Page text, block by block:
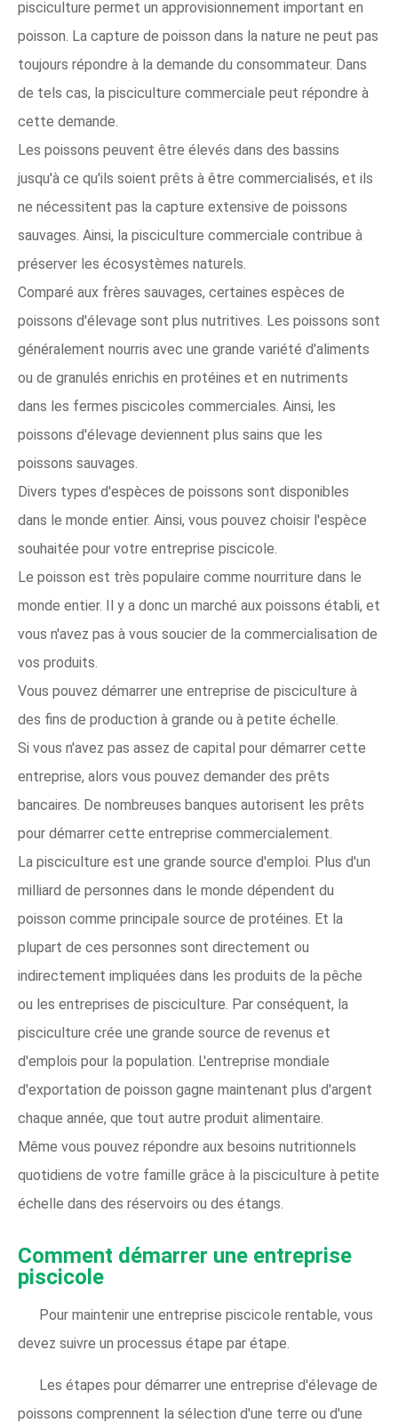
pisciculture permet un approvisionnement important en
poisson. La capture de poisson dans la nature ne peut pas
toujours répondre à la demande du consommateur. Dans
de tels cas, la pisciculture commerciale peut répondre à
cette demande.
Les poissons peuvent être élevés dans des bassins
jusqu'à ce qu'ils soient prêts à être commercialisés, et ils
ne nécessitent pas la capture extensive de poissons
sauvages. Ainsi, la pisciculture commerciale contribue à
préserver les écosystèmes naturels.
Comparé aux frères sauvages, certaines espèces de
poissons d'élevage sont plus nutritives. Les poissons sont
généralement nourris avec une grande variété d'aliments
ou de granulés enrichis en protéines et en nutriments
dans les fermes piscicoles commerciales. Ainsi, les
poissons d'élevage deviennent plus sains que les
poissons sauvages.
Divers types d'espèces de poissons sont disponibles
dans le monde entier. Ainsi, vous pouvez choisir l'espèce
souhaitée pour votre entreprise piscicole.
Le poisson est très populaire comme nourriture dans le
monde entier. Il y a donc un marché aux poissons établi, et
vous n'avez pas à vous soucier de la commercialisation de
vos produits.
Vous pouvez démarrer une entreprise de pisciculture à
des fins de production à grande ou à petite échelle.
Si vous n'avez pas assez de capital pour démarrer cette
entreprise, alors vous pouvez demander des prêts
bancaires. De nombreuses banques autorisent les prêts
pour démarrer cette entreprise commercialement.
La pisciculture est une grande source d'emploi. Plus d'un
milliard de personnes dans le monde dépendent du
poisson comme principale source de protéines. Et la
plupart de ces personnes sont directement ou
indirectement impliquées dans les produits de la pêche
ou les entreprises de pisciculture. Par conséquent, la
pisciculture crée une grande source de revenus et
d'emplois pour la population. L'entreprise mondiale
d'exportation de poisson gagne maintenant plus d'argent
chaque année, que tout autre produit alimentaire.
Même vous pouvez répondre aux besoins nutritionnels
quotidiens de votre famille grâce à la pisciculture à petite
échelle dans des réservoirs ou des étangs.
Comment démarrer une entreprise
piscicole
Pour maintenir une entreprise piscicole rentable, vous
devez suivre un processus étape par étape.
Les étapes pour démarrer une entreprise d'élevage de
poissons comprennent la sélection d'une terre ou d'une